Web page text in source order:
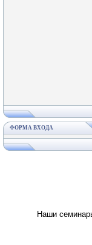
ФОРМА ВХОДА
Наши